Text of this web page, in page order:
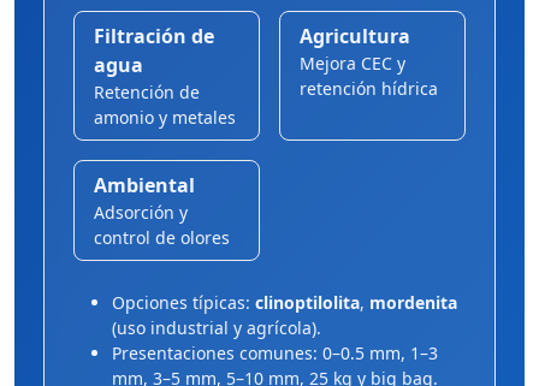
Filtración de
agua
Retención de
amonio y metales
Agricultura
Mejora CEC y
retención hídrica
Ambiental
Adsorción y
control de olores
Opciones típicas: clinoptilolita, mordenita
(uso industrial y agrícola).
Presentaciones comunes: 0–0.5 mm, 1–3
mm, 3–5 mm, 5–10 mm, 25 kg y big bag.